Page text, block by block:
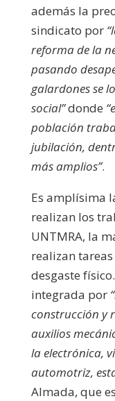
además la
sindicato por
reforma de la
pasando
galardones se
social”donde
población
jubilación,
más amplios”.
Es amplísima
realizan los
UNTMRA, la
realizan
desgaste
integrada por
construcción y
auxilios
la electrónica,
automotriz,
Almada, que